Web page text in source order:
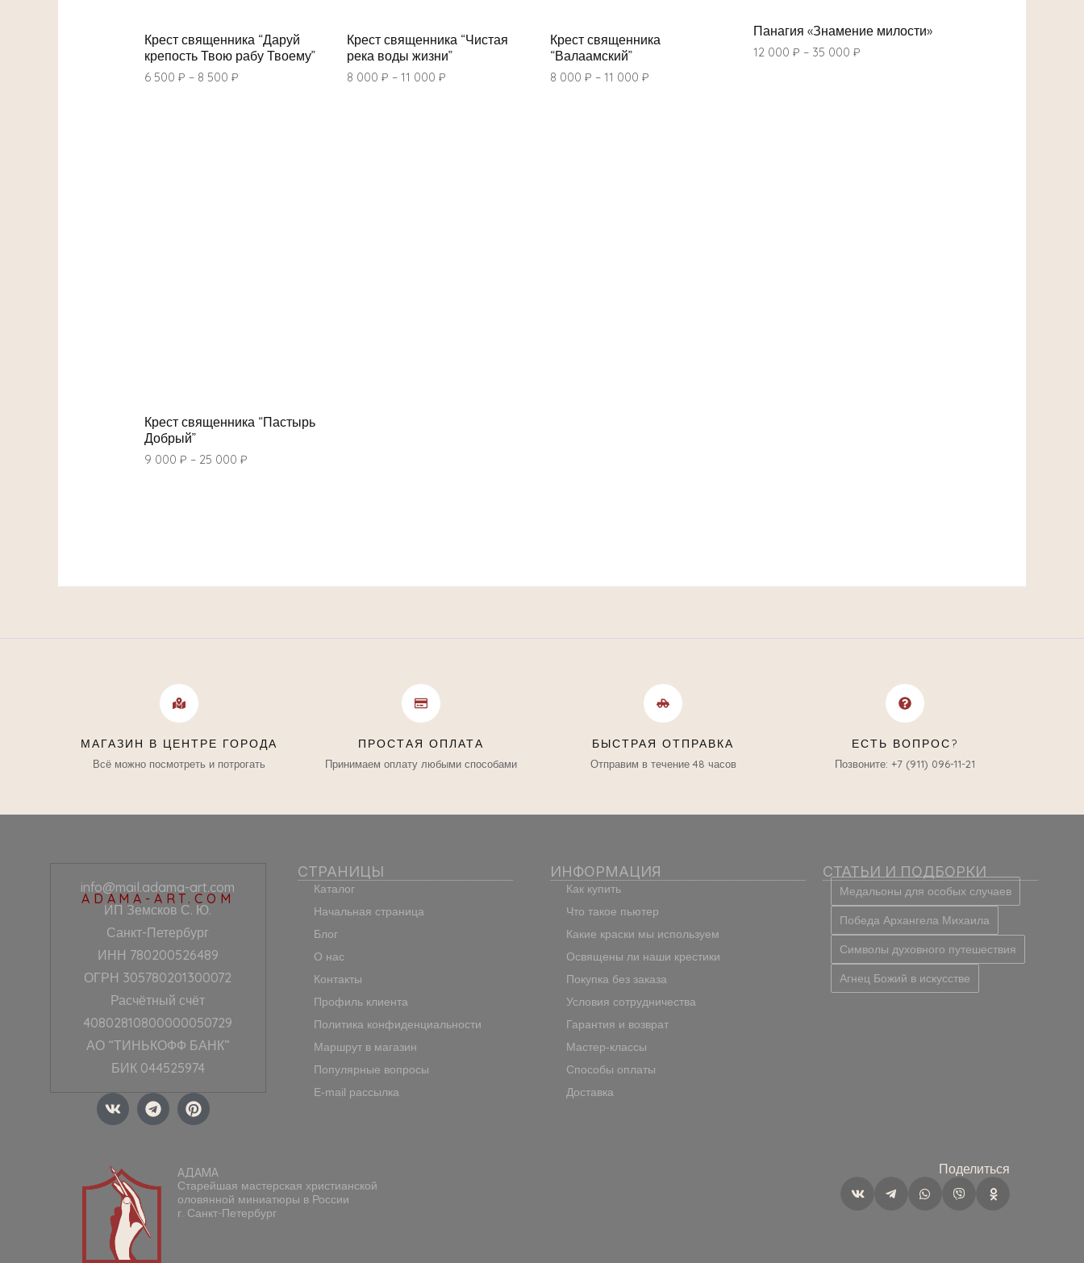
Крест священника “Даруй
крепость Твою рабу Твоему”
6 500 ₽ – 8 500 ₽
Крест священника “Чистая
река воды жизни”
8 000₽ –11 000₽
Крест священника
“Валаамский”
8 000 ₽ – 11 000 ₽
Панагия «Знамение милости»
12 000 ₽ – 35 000 ₽
Крест священника “Пастырь
Добрый”
9 000 ₽ – 25 000 ₽
МАГАЗИН В ЦЕНТРЕ ГОРОДА
Всё можно посмотреть и потрогать
ПРОСТАЯ ОПЛАТА
Принимаем оплату любыми способами
БЫСТРАЯ ОТПРАВКА
Отправим в течение 48 часов
ЕСТЬ ВОПРОС?
Позвоните: +7 (911) 096-11-21
info@mail.adama-art.com
ADAMA-ART.COM
ИП Земсков С. Ю.
Санкт-Петербург
ИНН 780200526489
ОГРН 305780201300072
Расчётный счёт
40802810800000050729
АО “ТИНЬКОФФ БАНК”
БИК 044525974
V
k
T
e
l
r
a
P
i
n
e
r
e
s
СТРАНИЦЫ
Каталог
Начальная страница
Блог
О нас
Контакты
Профиль клиента
Политика конфиденциальности
Маршрут в магазин
Популярные вопросы
E-mail рассылка
ИНФОРМАЦИЯ
Как купить
Что такое пьютер
Какие краски мы используем
Освящены ли наши крестики
Покупка без заказа
Условия сотрудничества
Гарантия и возврат
Мастер-классы
Способы оплаты
Доставка
СТАТЬИ И ПОДБОРКИ
Медальоны для особых случаев
Победа Архангела Михаила
Символы духовного путешествия
Агнец Божий в искусстве
АДАМА
Старейшая мастерская христианской
оловянной миниатюры в России
г. Санкт-Петербург
Поделиться